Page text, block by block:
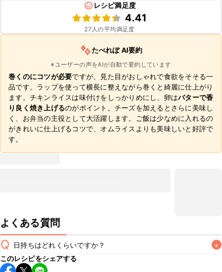
レシピ満足度
4.41
27 人の平均満足度
たべれぽ AI要約
※ユーザーの声をAIが自動で要約しています
巻くのにコツが必要ですが、見た目がおしゃれで食欲をそそる一
品です。ラップを使って横長に整えながら巻くと綺麗に仕上がり
ます。チキンライスは味付けをしっかりめにし、卵はバターで香
り良く焼き上げるのがポイント。チーズを加えるとさらに美味し
く、お弁当の主役として大活躍します。ご飯は少なめに入れるの
がきれいに仕上げるコツで、オムライスよりも美味しいと好評で
す。
よくある質問
Q 日持ちはどれくらいですか？ +
保存期間は冷蔵で当日中が目安です。なるべくお早めにお召
このレシピをシェアする